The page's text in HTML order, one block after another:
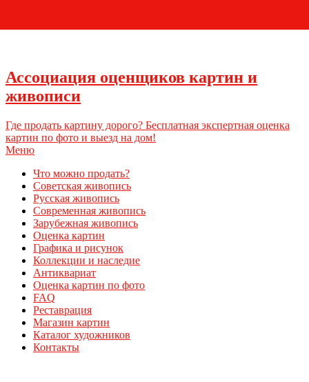
Ассоциация оценщиков картин и
живописи
Где продать картину дорого? Бесплатная экспертная оценка
картин по фото и выезд на дом!
Меню
Что можно продать?
Советская живопись
Русская живопись
Современная живопись
Зарубежная живопись
Оценка картин
Графика и рисунок
Коллекции и наследие
Антиквариат
Оценка картин по фото
FAQ
Реставрация
Магазин картин
Каталог художников
Контакты